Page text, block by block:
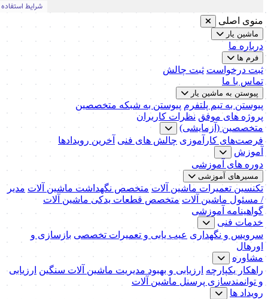
منوی اصلی
ماشین یار
درباره ما
فرم ها
ثبت درخواست ثبت چالش
تماس با ما
پیوستن به ماشین یار
پیوستن به تیم پلتفرم پیوستن به شبکه متخصصین
پروژه های موفق نظرات کاربران
متخصصین (آزمایشی)
فرصت‌های کارآموزی چالش های فنی آخرین رویدادها
آموزش
دوره های آموزشی
مسیرهای آموزشی
تکنسین تعمیرات ماشین آلات متخصص نگهداشت ماشین آلات مدیر
/ مسئول ماشین آلات متخصص قطعات یدکی ماشین آلات
گواهینامه آموزشی
خدمات فنی
سرویس و نگهداری عیب یابی و تعمیرات تخصصی بازسازی و
اورهال
مشاوره
راهکار یکپارچه ارزیابی و بهبود مدیریت ماشین آلات سنگین ارزیابی
و توانمندسازی پرسنل ماشین آلات
رویداد ها